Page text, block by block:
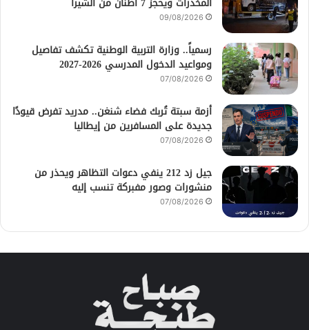
09/08/2026
رسمياً.. وزارة التربية الوطنية تكشف تفاصيل
ومواعيد الدخول المدرسي 2026-2027
07/08/2026
أزمة سبتة تُربك فضاء شنغن.. مدريد تفرض قيودًا
جديدة على المسافرين من إيطاليا
07/08/2026
جيل زد 212 ينفي دعوات التظاهر ويحذر من
منشورات وصور مفبركة تنسب إليه
07/08/2026